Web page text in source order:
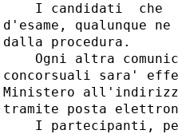
I candidati  che
d'esame, qualunque
dalla procedura.
Ogni altra
concorsuali sara'
Ministero
tramite posta
I partecipanti,